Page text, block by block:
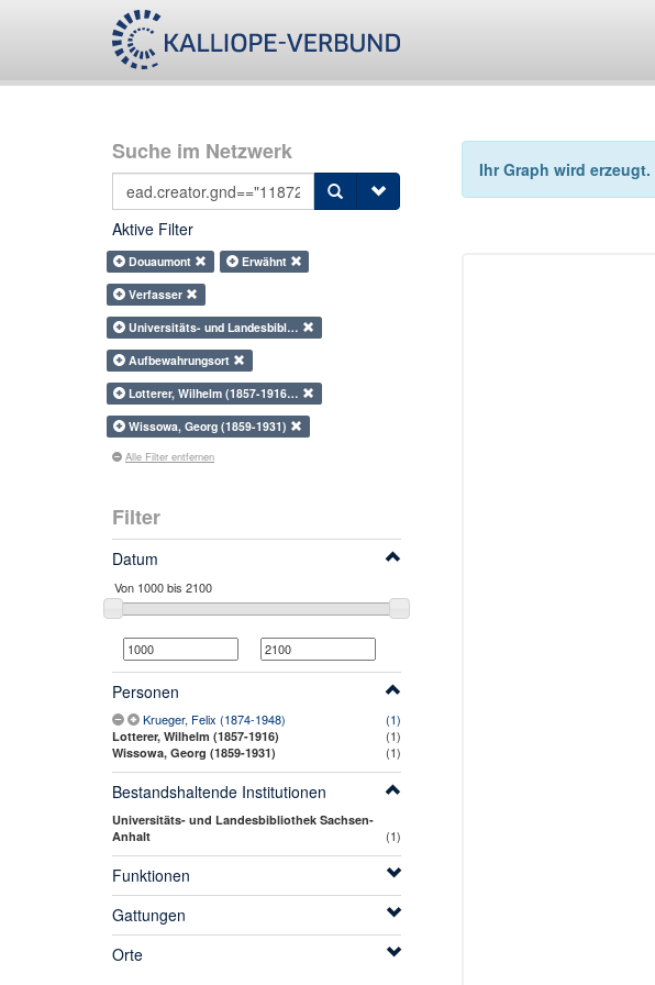
Suche im Netzwerk
Aktive Filter
Douaumont
Erwähnt
Verfasser
Universitäts- und Landesbibl…
Aufbewahrungsort
Lotterer, Wilhelm (1857-1916…
Wissowa, Georg (1859-1931)
Alle Filter entfernen
Filter
Datum
Personen
Krueger, Felix (1874-1948) (1)
Lotterer, Wilhelm (1857-1916) (1)
Wissowa, Georg (1859-1931) (1)
Bestandshaltende Institutionen
Universitäts- und Landesbibliothek Sachsen-
Anhalt
(1)
Funktionen
Gattungen
Orte
Ihr Graph wird erzeugt.